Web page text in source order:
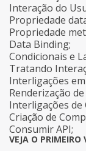
Interação do
Propriedade
Propriedade
Data Binding;
Condicionais e
Tratando
Interligações
Renderização
Interligações de
Criação de
Consumir API;
VEJA O PRIMEIRO